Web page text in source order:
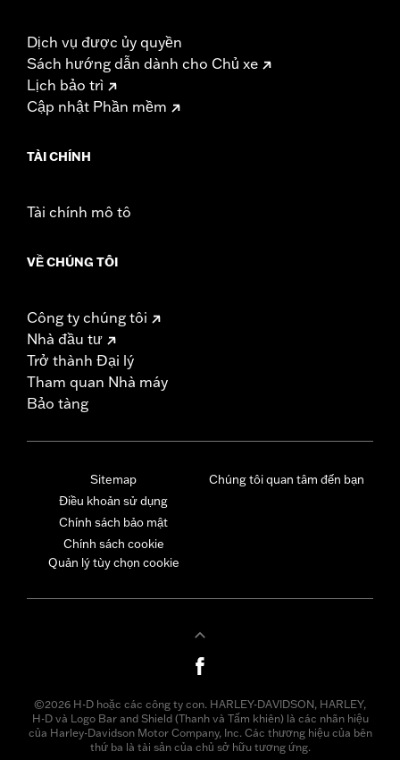
Dịch vụ được ủy quyền
Sách hướng dẫn dành cho Chủ xe
Lịch bảo trì
Cập nhật Phần mềm
TÀI CHÍNH
Tài chính mô tô
VỀ CHÚNG TÔI
Công ty chúng tôi
Nhà đầu tư
Trở thành Đại lý
Tham quan Nhà máy
Bảo tàng
Sitemap
Điều khoản sử dụng
Chính sách bảo mật
Chính sách cookie
Quản lý tùy chọn cookie
Chúng tôi quan tâm đến bạn
©2026 H-D hoặc các công ty con. HARLEY-DAVIDSON, HARLEY,
H-D và Logo Bar and Shield (Thanh và Tấm khiên) là các nhãn hiệu
của Harley-Davidson Motor Company, Inc. Các thương hiệu của bên
thứ ba là tài sản của chủ sở hữu tương ứng.